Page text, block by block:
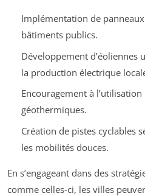
Implémentation de
bâtiments publics.
Développement
la production électrique
Encouragement à
géothermiques.
Création de pistes cyclables
les mobilités douces.
En s’engageant dans des
comme celles-ci, les villes